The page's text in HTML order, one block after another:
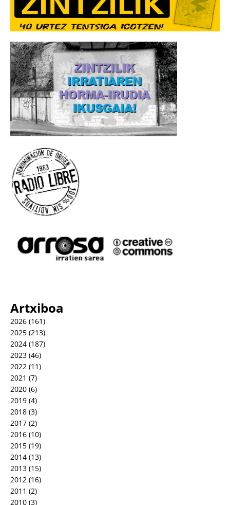
Artxiboa
2026 (161)
2025 (213)
2024 (187)
2023 (46)
2022 (11)
2021 (7)
2020 (6)
2019 (4)
2018 (3)
2017 (2)
2016 (10)
2015 (19)
2014 (13)
2013 (15)
2012 (16)
2011 (2)
2010 (3)